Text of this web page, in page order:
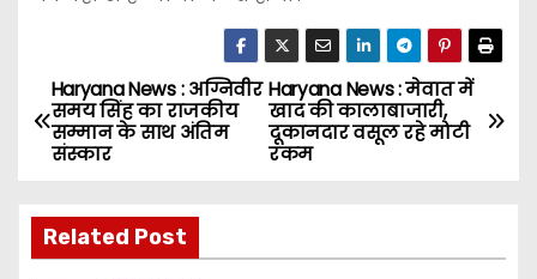
P
o
t
Haryana News : मेवात में
खाद की कालाबाजारी,
दूकानदार वसूल रहे मोटी
रकम
Haryana News : अग्निवीर
समय सिंह का राजकीय
सम्मान के साथ अंतिम
संस्कार
Related Post